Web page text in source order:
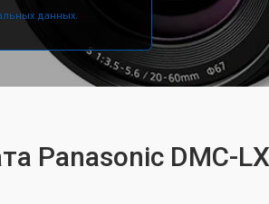
данных.
Panasonic DMC-